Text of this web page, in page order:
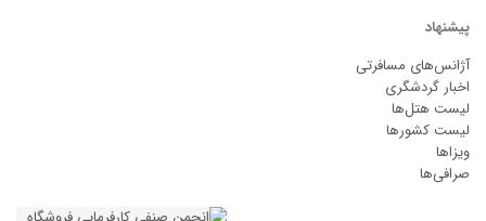
پیشنهاد
آژانس‌های مسافرتی
اخبار گردشگری
لیست هتل‌ها
لیست کشورها
ویزاها
صرافی‌ها